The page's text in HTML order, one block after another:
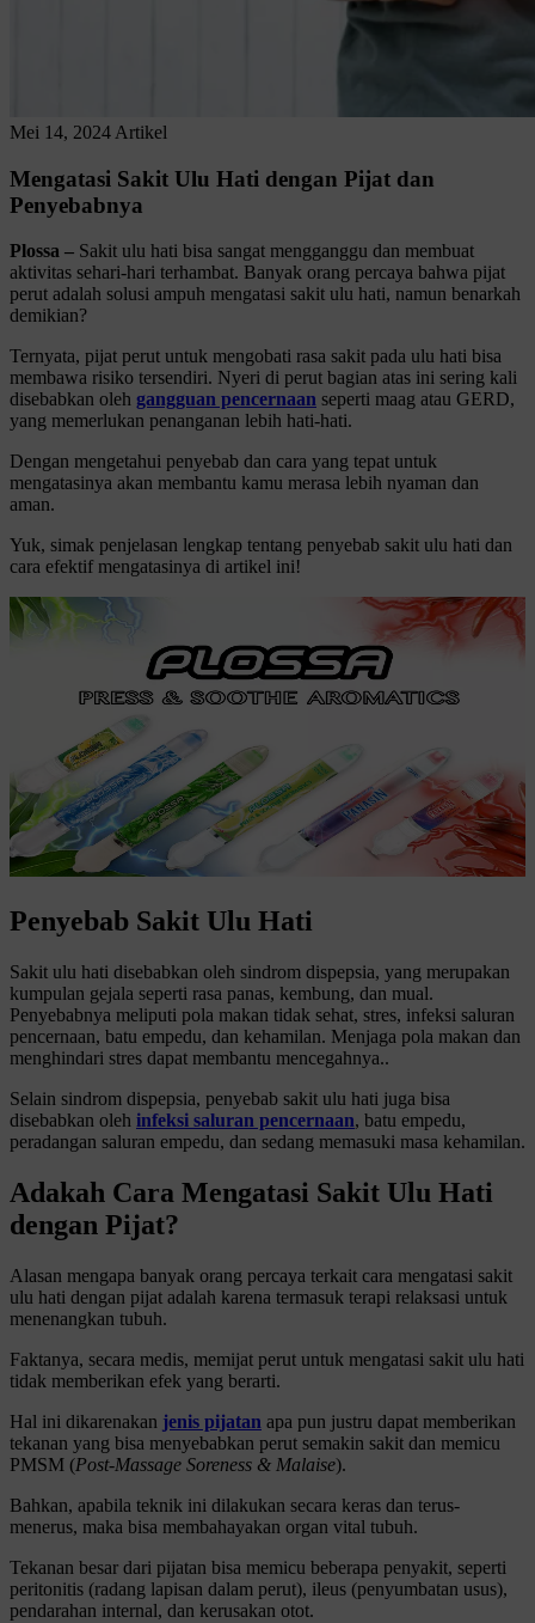
Mei 14, 2024 Artikel
Mengatasi Sakit Ulu Hati dengan Pijat dan
Penyebabnya
Plossa – Sakit ulu hati bisa sangat mengganggu dan membuat
aktivitas sehari-hari terhambat. Banyak orang percaya bahwa pijat
perut adalah solusi ampuh mengatasi sakit ulu hati, namun benarkah
demikian?
Ternyata, pijat perut untuk mengobati rasa sakit pada ulu hati bisa
membawa risiko tersendiri. Nyeri di perut bagian atas ini sering kali
disebabkan oleh gangguan pencernaan seperti maag atau GERD,
yang memerlukan penanganan lebih hati-hati.
Dengan mengetahui penyebab dan cara yang tepat untuk
mengatasinya akan membantu kamu merasa lebih nyaman dan
aman.
Yuk, simak penjelasan lengkap tentang penyebab sakit ulu hati dan
cara efektif mengatasinya di artikel ini!
Penyebab Sakit Ulu Hati
Sakit ulu hati disebabkan oleh sindrom dispepsia, yang merupakan
kumpulan gejala seperti rasa panas, kembung, dan mual.
Penyebabnya meliputi pola makan tidak sehat, stres, infeksi saluran
pencernaan, batu empedu, dan kehamilan. Menjaga pola makan dan
menghindari stres dapat membantu mencegahnya..
Selain sindrom dispepsia, penyebab sakit ulu hati juga bisa
disebabkan oleh infeksi saluran pencernaan, batu empedu,
peradangan saluran empedu, dan sedang memasuki masa kehamilan.
Adakah Cara Mengatasi Sakit Ulu Hati
dengan Pijat?
Alasan mengapa banyak orang percaya terkait cara mengatasi sakit
ulu hati dengan pijat adalah karena termasuk terapi relaksasi untuk
menenangkan tubuh.
Faktanya, secara medis, memijat perut untuk mengatasi sakit ulu hati
tidak memberikan efek yang berarti.
Hal ini dikarenakan jenis pijatan apa pun justru dapat memberikan
tekanan yang bisa menyebabkan perut semakin sakit dan memicu
PMSM (Post-Massage Soreness & Malaise).
Bahkan, apabila teknik ini dilakukan secara keras dan terus-
menerus, maka bisa membahayakan organ vital tubuh.
Tekanan besar dari pijatan bisa memicu beberapa penyakit, seperti
peritonitis (radang lapisan dalam perut), ileus (penyumbatan usus),
pendarahan internal, dan kerusakan otot.